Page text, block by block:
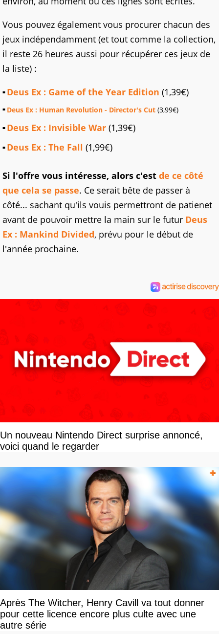
Vous pouvez également vous procurer chacun des
jeux indépendamment (et tout comme la collection,
il reste 26 heures aussi pour récupérer ces jeux de
la liste) :
Deus Ex : Game of the Year Edition (1,39€)
Deus Ex : Human Revolution - Director's Cut (3,99€)
Deus Ex : Invisible War (1,39€)
Deus Ex : The Fall (1,99€)
Si l'offre vous intéresse, alors c'est de ce côté
que cela se passe. Ce serait bête de passer à
côté... sachant qu'ils vouis permettront de patienet
avant de pouvoir mettre la main sur le futur Deus
Ex : Mankind Divided, prévu pour le début de
l'année prochaine.
Un nouveau Nintendo Direct surprise annoncé,
voici quand le regarder
Après The Witcher, Henry Cavill va tout donner
pour cette licence encore plus culte avec une
autre série